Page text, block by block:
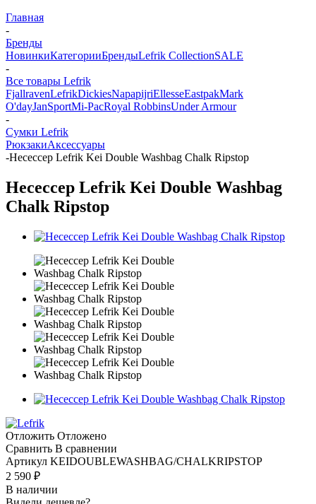
Главная
-
Бренды
НовинкиКатегорииБрендыLefrik CollectionSALE
-
Все товары Lefrik
FjallravenLefrikDickiesNapapijriEllesseEastpakMark
O'dayJanSportMi-PacRoyal RobbinsUnder Armour
-
Сумки Lefrik
РюкзакиАксессуары
-Несессер Lefrik Kei Double Washbag Chalk Ripstop
Несессер Lefrik Kei Double Washbag
Chalk Ripstop
Отложить Отложено
Сравнить В сравнении
Артикул KEIDOUBLEWASHBAG/CHALKRIPSTOP
2 590 ₽
В наличии